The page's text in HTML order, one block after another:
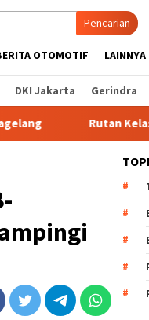
Pencarian
OTOMOTIF LAINNYA
DKI Jakarta Gerindra
Kelas IIB Raba Bima